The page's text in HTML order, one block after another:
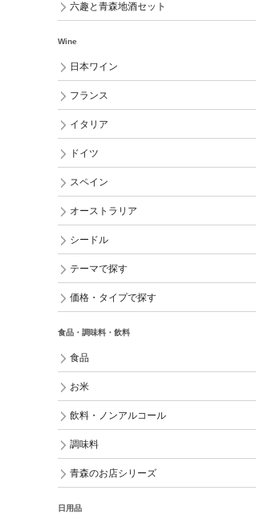
六趣と青森地酒セット
Wine
日本ワイン
フランス
イタリア
ドイツ
スペイン
オーストラリア
シードル
テーマで探す
価格・タイプで探す
食品・調味料・飲料
食品
お米
飲料・ノンアルコール
調味料
青森のお店シリーズ
日用品